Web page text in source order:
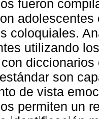
fueron
coloquiales.
utilizando
son
de vista
permiten un